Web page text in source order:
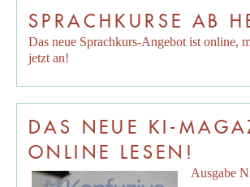
SPRACHKURSE AB
Das neue Sprachkurs-Angebot ist online,
jetzt an!
DAS NEUE KI-
ONLINE LESEN!
Ausgabe